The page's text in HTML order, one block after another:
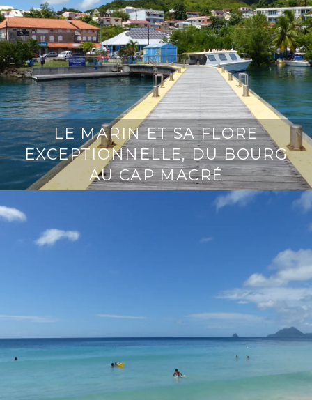
LE MARIN ET SA FLORE
EXCEPTIONNELLE, DU BOURG
AU CAP MACRÉ